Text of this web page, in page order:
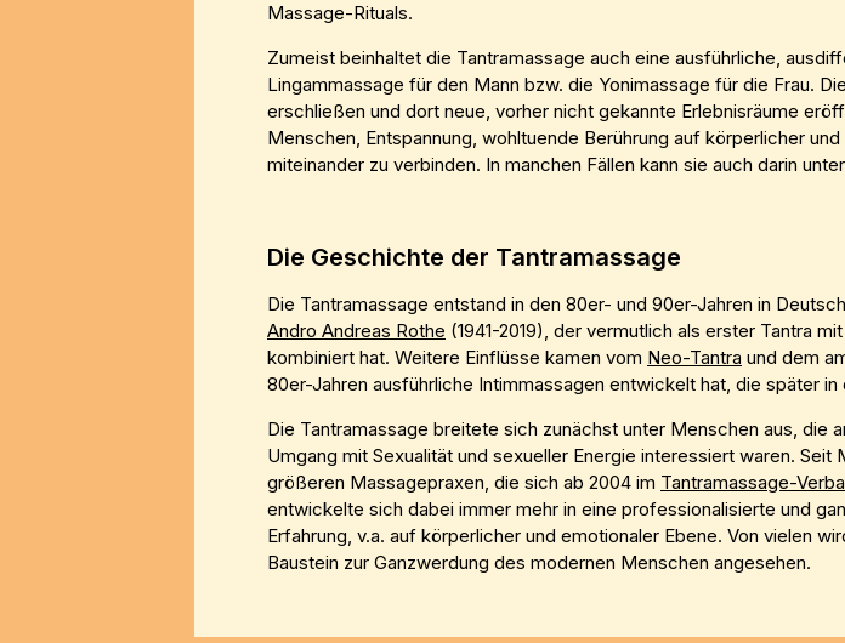
Massage-Rituals.
Zumeist beinhaltet die Tantramassage auch eine ausführliche,
Lingammassage für den Mann bzw. die Yonimassage für die Frau.
erschließen und dort neue, vorher nicht gekannte Erlebnisräume
Menschen, Entspannung, wohltuende Berührung auf körperlicher
miteinander zu verbinden. In manchen Fällen kann sie auch darin
Die Geschichte der Tantramassage
Die Tantramassage entstand in den 80er- und 90er-Jahren in
Andro Andreas Rothe (1941-2019), der vermutlich als erster Tantra
kombiniert hat. Weitere Einflüsse kamen vom Neo-Tantra und dem
80er-Jahren ausführliche Intimmassagen entwickelt hat, die später
Die Tantramassage breitete sich zunächst unter Menschen aus, die
Umgang mit Sexualität und sexueller Energie interessiert waren.
größeren Massagepraxen, die sich ab 2004 im Tantramassage-
entwickelte sich dabei immer mehr in eine professionalisierte und
Erfahrung, v.a. auf körperlicher und emotionaler Ebene. Von vielen
Baustein zur Ganzwerdung des modernen Menschen angesehen.